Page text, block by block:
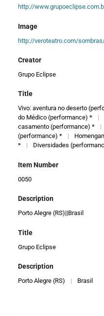
http://
Image
http://veroteatro.com/
Creator
Grupo Eclipse
Title
Vivo: aventura no deserto
do Médico (performance) *
|
casamento (performance) *
|
(performance) *
|
*
| Diversidades
Item Number
0050
Description
Porto Alegre (RS)||Brasil
Title
Grupo Eclipse
Description
Porto Alegre (RS) | Brasil